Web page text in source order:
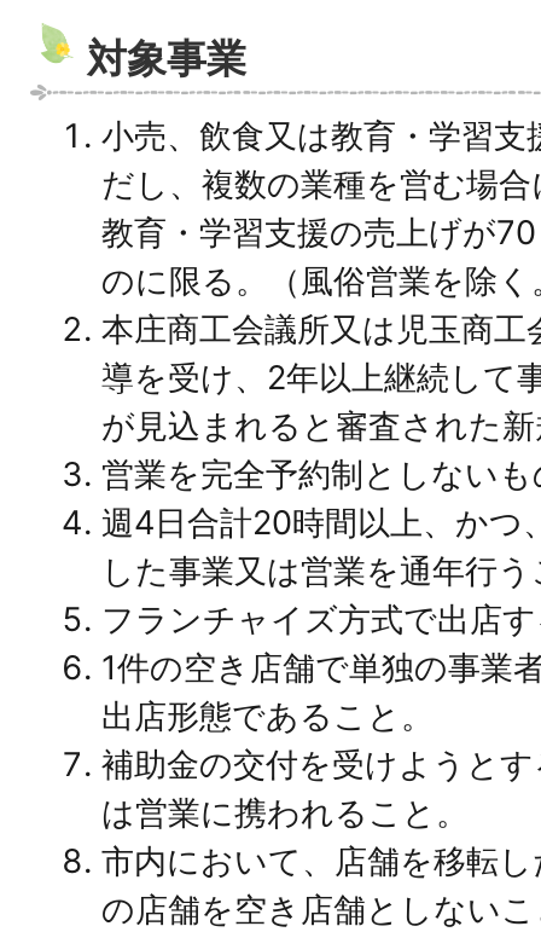
対象事業
小売、飲食又は教育・学習
だし、複数の業種を営む場
教育・学習支援の売上げが
のに限る。（風俗営業を除く
本庄商工会議所又は児玉商
導を受け、2年以上継続して
が見込まれると審査された
営業を完全予約制としない
週4日合計20時間以上、かつ
した事業又は営業を通年行
フランチャイズ方式で出店
1件の空き店舗で単独の事業
出店形態であること。
補助金の交付を受けようと
は営業に携われること。
市内において、店舗を移転
の店舗を空き店舗としない